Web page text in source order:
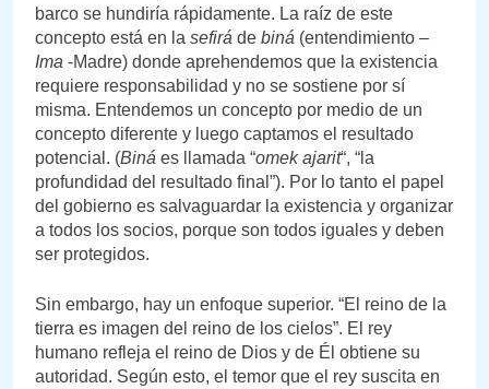
barco se hundiría rápidamente. La raíz de este
concepto está en la sefirá de biná (entendimiento –
Ima -Madre) donde aprehendemos que la existencia
requiere responsabilidad y no se sostiene por sí
misma. Entendemos un concepto por medio de un
concepto diferente y luego captamos el resultado
potencial. (Biná es llamada “omek ajarit“, “la
profundidad del resultado final”). Por lo tanto el papel
del gobierno es salvaguardar la existencia y organizar
a todos los socios, porque son todos iguales y deben
ser protegidos.
Sin embargo, hay un enfoque superior. “El reino de la
tierra es imagen del reino de los cielos”. El rey
humano refleja el reino de Dios y de Él obtiene su
autoridad. Según esto, el temor que el rey suscita en